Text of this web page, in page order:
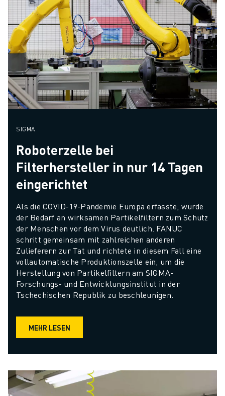
SIGMA
Roboterzelle bei
Filterhersteller in nur 14 Tagen
eingerichtet
Als die COVID-19-Pandemie Europa erfasste, wurde
der Bedarf an wirksamen Partikelfiltern zum Schutz
der Menschen vor dem Virus deutlich. FANUC
schritt gemeinsam mit zahlreichen anderen
Zulieferern zur Tat und richtete in diesem Fall eine
vollautomatische Produktionszelle ein, um die
Herstellung von Partikelfiltern am SIGMA-
Forschungs- und Entwicklungsinstitut in der
Tschechischen Republik zu beschleunigen.
MEHR LESEN